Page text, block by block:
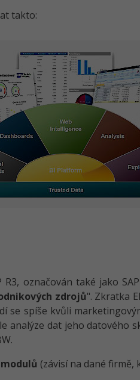
takto:
R3, označován také jako
zdrojů". Zkratka
se spíše kvůli
analýze dat jeho datového
(závisí na dané firmě,